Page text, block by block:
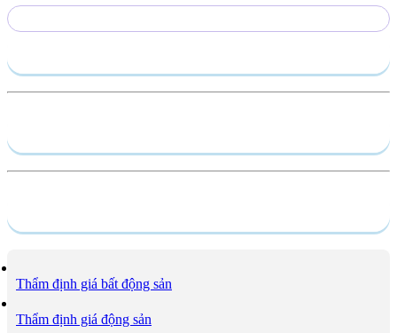
Thẩm định giá bất động sản
Thẩm định giá động sản